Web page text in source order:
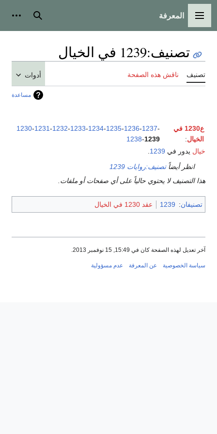
القائمة الرئيسية
المعرفة بحث
تصنيف:1239 في الخيال
تصنيف ناقش هذه الصفحة أدوات
مساعدة
ع1230 في
الخيال:
1230-1231-1232-1233-1234-1235-1236-1237-
1238-1239
خيال يدور في 1239
انظر أيضاًتصنيف:روايات 1239
هذا التصنيف لا يحتوي حالياً على أي صفحات أو ملفات.
تصنيفان:
1239 عقد 1230 في الخيال
آخر تعديل لهذه الصفحة كان في 15:49, 15 نوفمبر 2013.
سياسة الخصوصية عن المعرفة عدم مسؤولية